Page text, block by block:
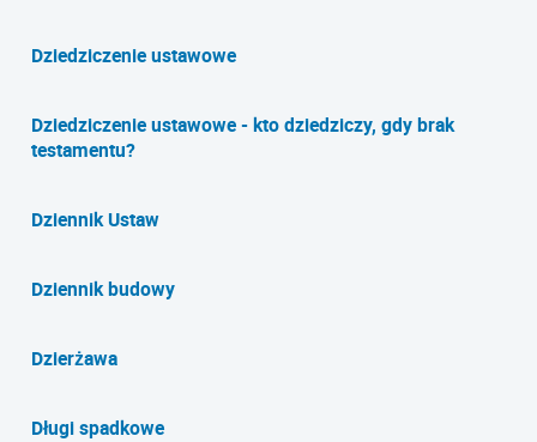
Dziedziczenie ustawowe
Dziedziczenie ustawowe - kto dziedziczy, gdy brak
testamentu?
Dziennik Ustaw
Dziennik budowy
Dzierżawa
Długi spadkowe